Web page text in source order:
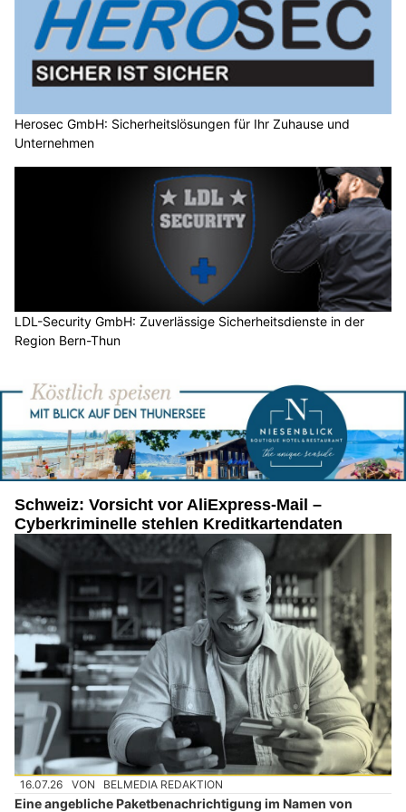
Herosec GmbH: Sicherheitslösungen für Ihr Zuhause und
Unternehmen
LDL-Security GmbH: Zuverlässige Sicherheitsdienste in der
Region Bern-Thun
Schweiz: Vorsicht vor AliExpress-Mail –
Cyberkriminelle stehlen Kreditkartendaten
16.07.26 VON BELMEDIA REDAKTION
Eine angebliche Paketbenachrichtigung im Namen von